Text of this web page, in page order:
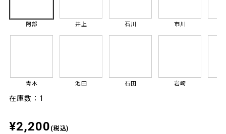
阿部
青木
井上
池田
石川
石田
市川
岩崎
在庫数：1
¥2,200 (税込)